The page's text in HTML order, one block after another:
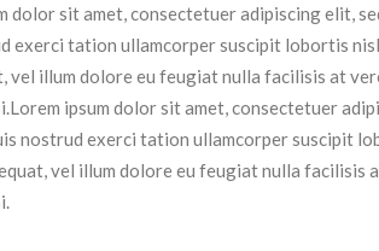
dolor sit amet, consectetuer adipiscing elit,
exerci tation ullamcorper suscipit lobortis
vel illum dolore eu feugiat nulla facilisis at
ipsum dolor sit amet, consectetuer
nostrud exerci tation ullamcorper suscipit
vel illum dolore eu feugiat nulla